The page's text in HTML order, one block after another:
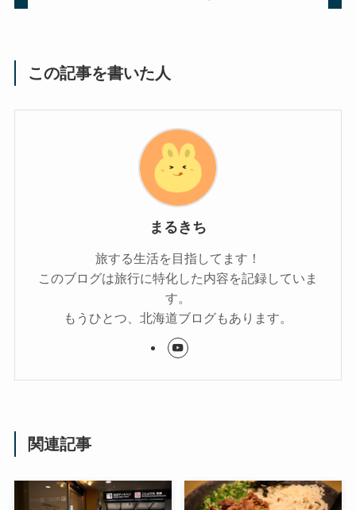
この記事を書いた人
まるきち
旅する生活を目指してます！
このブログは旅行に特化した内容を記録していま
す。
もうひとつ、北海道ブログもあります。
関連記事